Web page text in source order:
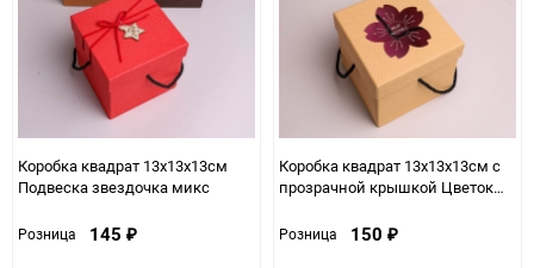
Коробка квадрат 13х13х13см
Подвеска звездочка микс
Розница 145 ₽
Коробка квадрат 13х13х13см с
прозрачной крышкой Цветок
Розница 150 ₽